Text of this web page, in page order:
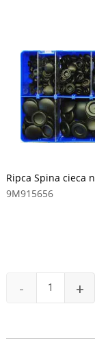
Ripca Spina cieca
9M915656
- +